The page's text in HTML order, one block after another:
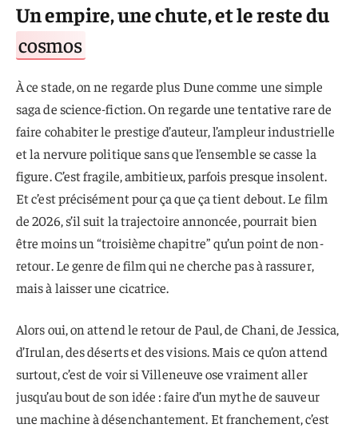
Un empire, une chute, et le reste du
cosmos
À ce stade, on ne regarde plus Dune comme une simple
saga de science-fiction. On regarde une tentative rare de
faire cohabiter le prestige d’auteur, l’ampleur industrielle
et la nervure politique sans que l’ensemble se casse la
figure. C’est fragile, ambitieux, parfois presque insolent.
Et c’est précisément pour ça que ça tient debout. Le film
de 2026, s’il suit la trajectoire annoncée, pourrait bien
être moins un “troisième chapitre” qu’un point de non-
retour. Le genre de film qui ne cherche pas à rassurer,
mais à laisser une cicatrice.
Alors oui, on attend le retour de Paul, de Chani, de Jessica,
d’Irulan, des déserts et des visions. Mais ce qu’on attend
surtout, c’est de voir si Villeneuve ose vraiment aller
jusqu’au bout de son idée : faire d’un mythe de sauveur
une machine à désenchantement. Et franchement, c’est